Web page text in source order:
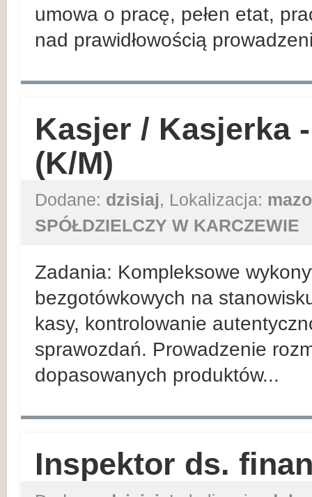
umowa o pracę, pełen etat,
nad prawidłowością
Kasjer / Kasjerka
(K/M)
Dodane: dzisiaj, Lokalizacja:
SPÓŁDZIELCZY W KARCZEWIE
Zadania: Kompleksowe
bezgotówkowych na
kasy, kontrolowanie
sprawozdań. Prowadzenie
dopasowanych produktów...
Inspektor ds.